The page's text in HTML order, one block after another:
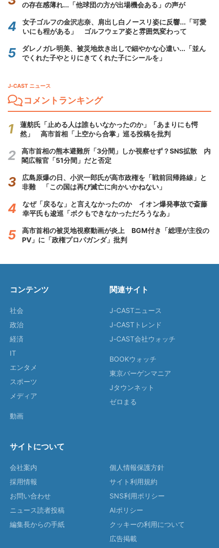
の存在感薄れ...「他球団の方が出場機会ある」の声が
女子ゴルフの金沢志奈、肩出し白ノースリ姿に反響...「可愛
いにも程がある」 ゴルフウェア姿と雰囲気変わって
ダレノガレ明美、被災地炊き出しで細やかな心遣い...「並ん
でくれた子やとりにきてくれた子にシールを」
J-CAST ニュース
コメントランキング
蓮舫氏「止める人は誰もいなかったのか」「あまりにも愕
然」 高市首相「上空から合掌」巡る投稿を批判
高市首相の熊本避難所「3分間」しか視察せず？SNS拡散 内
閣広報官「51分間」だと否定
広島原爆の日、小沢一郎氏が高市政権を「戦前回帰路線」と
非難 「この国は再び滅亡に向かいかねない」
なぜ「戻るな」と言えなかったのか イオン爆発事故で斎藤
幸平氏も逡巡「ボクもできなかっただろうなあ」
高市首相の被災地視察動画が炎上 BGM付き「総理が主役の
PV」に「政権プロパガンダ」批判
コンテンツ
社会
政治
経済
IT
エンタメ
スポーツ
メディア
動画
関連サイト
J-CASTニュース
J-CASTトレンド
J-CAST会社ウォッチ
BOOKウォッチ
東京バーゲンマニア
Jタウンネット
ゼロまる
サイトについて
会社案内
採用情報
お問い合わせ
ニュース読者投稿
編集長からの手紙
個人情報保護方針
サイト利用規約
SNS利用ポリシー
AIポリシー
クッキーの利用について
広告掲載